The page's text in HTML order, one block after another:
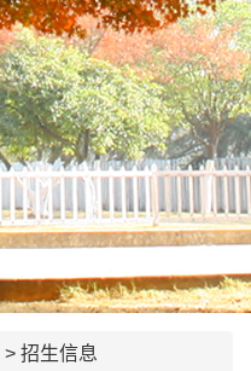
> 招生信息